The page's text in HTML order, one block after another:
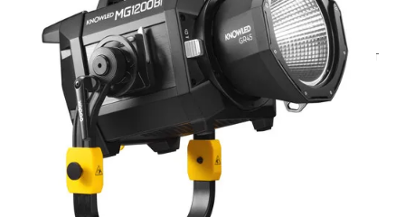
освещённость с комплектным рефлектором
достигает78800 люкс на расстоянии 3 метров с
линзой Френеля. Корпус и блок управления имеют
защиту
IP54от влаги и пыли, что позволяет
использовать осветитель в сложных погодных
условиях.